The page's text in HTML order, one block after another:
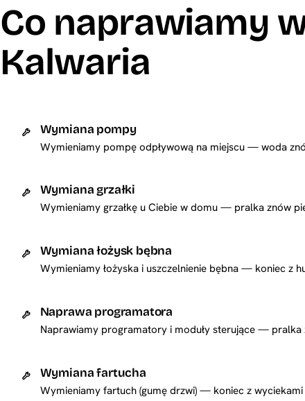
Co naprawiamy
Kalwaria
Wymiana pompy
Wymieniamy pompę odpływową na miejscu — woda
Wymiana grzałki
Wymieniamy grzałkę u Ciebie w domu — pralka znów
Wymiana łożysk bębna
Wymieniamy łożyska i uszczelnienie bębna — koniec z
Naprawa programatora
Naprawiamy programatory i moduły sterujące —
Wymiana fartucha
Wymieniamy fartuch (gumę drzwi) — koniec z